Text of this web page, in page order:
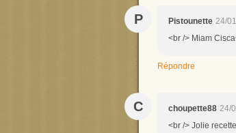
P Pistounette 24/
<br /> Miam
Répondre
C choupette88 24/
<br /> Jolie